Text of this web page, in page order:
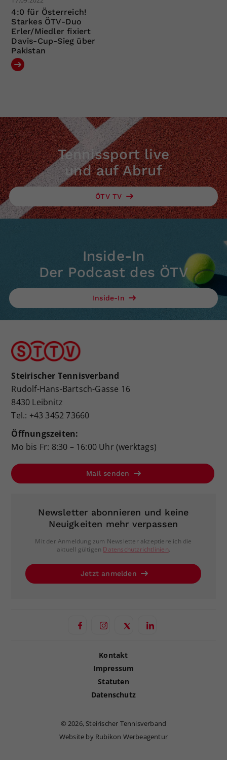
4:0 für Österreich!
Starkes ÖTV-Duo
Erler/Miedler fixiert
Davis-Cup-Sieg über
Pakistan
Tennissport live
und auf Abruf
ÖTV TV
Inside-In
Der Podcast des ÖTV
Inside-In
Steirischer Tennisverband
Rudolf-Hans-Bartsch-Gasse 16
8430 Leibnitz
Tel.: +43 3452 73660
Öffnungszeiten:
Mo bis Fr: 8:30 – 16:00 Uhr (werktags)
Mail senden
Newsletter abonnieren und keine
Neuigkeiten mehr verpassen
Mit der Anmeldung zum Newsletter akzeptiere ich die
aktuell gültigen Datenschutzrichtlinien.
Jetzt anmelden
Kontakt
Impressum
Statuten
Datenschutz
©2026, Steirischer Tennisverband
Website by Rubikon Werbeagentur